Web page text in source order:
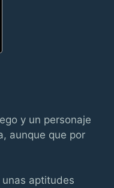
y un personaje
aunque que por
aptitudes